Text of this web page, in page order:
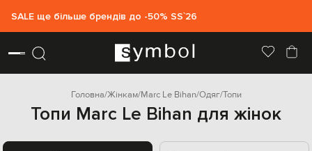
SALE ще більше брендів до -50% SS`26
Головна Жінкам Marc Le Bihan Одяг Топи
Топи Marc Le Bihan для жінок